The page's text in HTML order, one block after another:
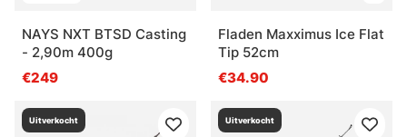
NAYS NXT BTSD Casting
- 2,90m 400g
€249
Fladen Maxximus Ice Flat
Tip 52cm
€34.90
Uitverkocht Uitverkocht